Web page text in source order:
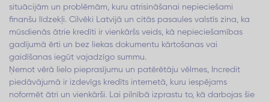
situācijām un problēmām, kuru atrisināšanai nepieciešami
finanšu līdzekļi. Cilvēki Latvijā un citās pasaules valstīs zina, ka
mūsdienās ātrie kredīti ir vienkāršs veids, kā nepieciešamības
gadījumā ērti un bez liekas dokumentu kārtošanas vai
gaidīšanas iegūt vajadzīgo summu.
Ņemot vērā lielo pieprasījumu un patērētāju vēlmes, Incredit
piedāvājumā ir izdevīgs kredīts internetā, kuru iespējams
noformēt ātri un vienkārši. Lai pilnībā izprastu to, kā darbojas šie